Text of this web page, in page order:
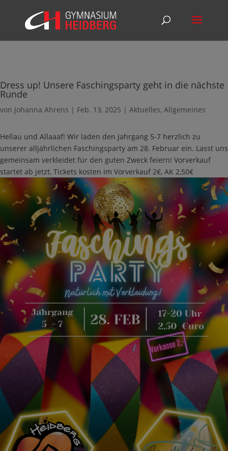
Dress up! Unsere Faschingsparty geht in die nächste
Runde
von Johanna Ahrens | Feb. 13, 2025 | Aktuelles, Allgemeines
Hellau und Allaaaf! Wir laden den Jahrgang 5-7 herzlich zu
unserer alljährlichen Faschingsparty am 28. Februar ein. Lasst uns
gemeinsam verkleidet für den guten Zweck feiern! Vorverkauf
startet ab jetzt, Tickets kosten im Vorverkauf 2€, AK 2,50€